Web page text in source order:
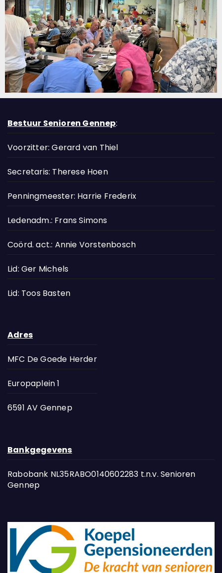
Bestuur Senioren Gennep:
Voorzitter: Gerard van Thiel
Secretaris: Therese Hoen
Penningmeester: Harrie Frederix
Ledenadm.: Frans Simons
Coörd. act.: Annie Vorstenbosch
Lid: Ger Michels
Lid: Toos Basten
Adres
MFC De Goede Herder
Europaplein 1
6591 AV Gennep
Bankgegevens
Rabobank NL35RABO0140602283 t.n.v. Senioren
Gennep